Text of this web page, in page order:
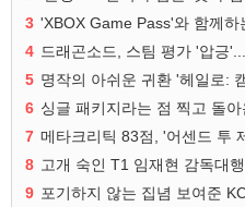
3 'XBOX Game Pass'와 함께
4 드래곤소드, 스팀 평가 '압긍
5 명작의 아쉬운 귀환 '헤일로:
6 싱글 패키지라는 점 찍고 돌
7 메타크리틱 83점, '어센드 투
8 고개 숙인 T1 임재현 감독대
9 포기하지 않는 집념 보여준